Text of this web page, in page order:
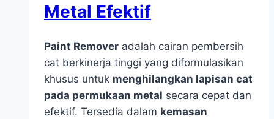
Metal Efektif
Paint Remover adalah cairan pembersih
cat berkinerja tinggi yang diformulasikan
khusus untuk menghilangkan lapisan cat
pada permukaan metal secara cepat dan
efektif. Tersedia dalam kemasan